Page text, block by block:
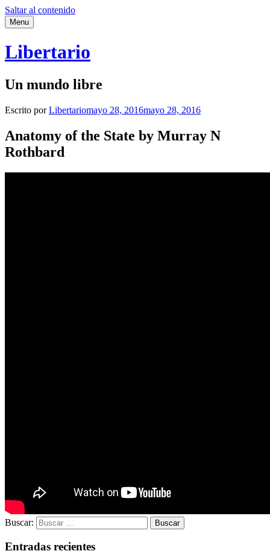
Saltar al contenido
Menu
Libertario
Un mundo libre
Escrito porLibertariomayo 28, 2016mayo 28, 2016
Anatomy of the State by Murray N
Rothbard
Buscar:
Entradas recientes